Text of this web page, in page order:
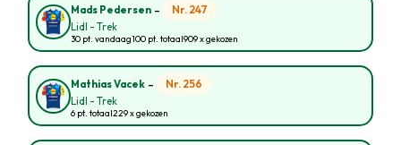
Mads Pedersen - Nr. 247
Lidl - Trek
30 pt. vandaag100 pt. totaal909 x gekozen
Mathias Vacek - Nr. 256
Lidl - Trek
6 pt. totaal229 x gekozen